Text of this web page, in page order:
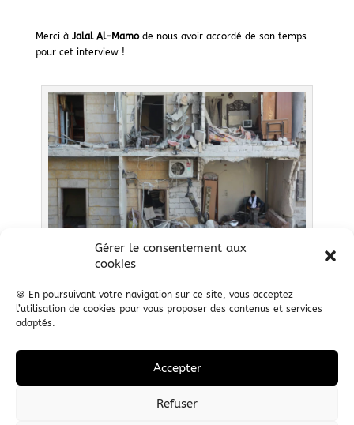
Gérer le consentement aux
cookies
🍪 En poursuivant votre navigation sur ce site, vous acceptez
l’utilisation de cookies pour vous proposer des contenus et services
adaptés.
Accepter
Refuser
Merci à Jalal Al-Mamode nous avoir accordé de son temps
pour cet interview !
MENTIONS LEGALES